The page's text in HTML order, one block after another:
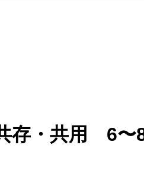
存・共用 6〜